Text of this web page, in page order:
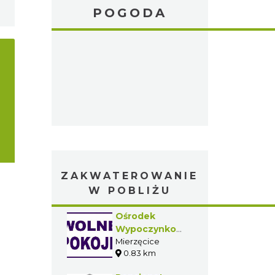
POGODA
ZAKWATEROWANIE
W POBLIŻU
Ośrodek
Wypoczynkowy
BIAŁY DOM
Mierzęcice
0.83 km